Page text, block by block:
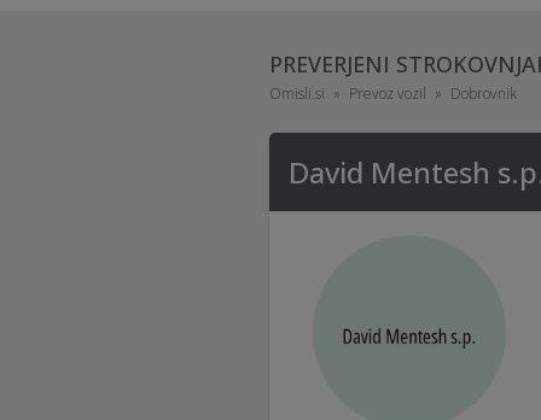
PREVERJENI
Omisli.si Prevoz vozil Dobrovnik
David Mentesh